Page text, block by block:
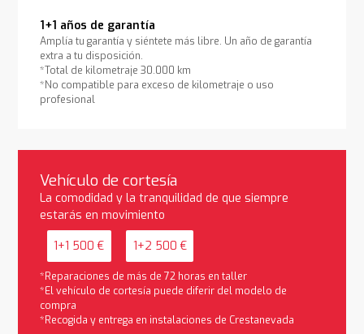
1+1 años de garantía
Amplía tu garantía y siéntete más libre. Un año de garantía
extra a tu disposición.
*Total de kilometraje 30.000 km
*No compatible para exceso de kilometraje o uso
profesional
Vehículo de cortesía
La comodidad y la tranquilidad de que siempre
estarás en movimiento
1+1 500 € 1+2 500 €
*Reparaciones de más de 72 horas en taller
*El vehículo de cortesía puede diferir del modelo de
compra
*Recogida y entrega en instalaciones de Crestanevada